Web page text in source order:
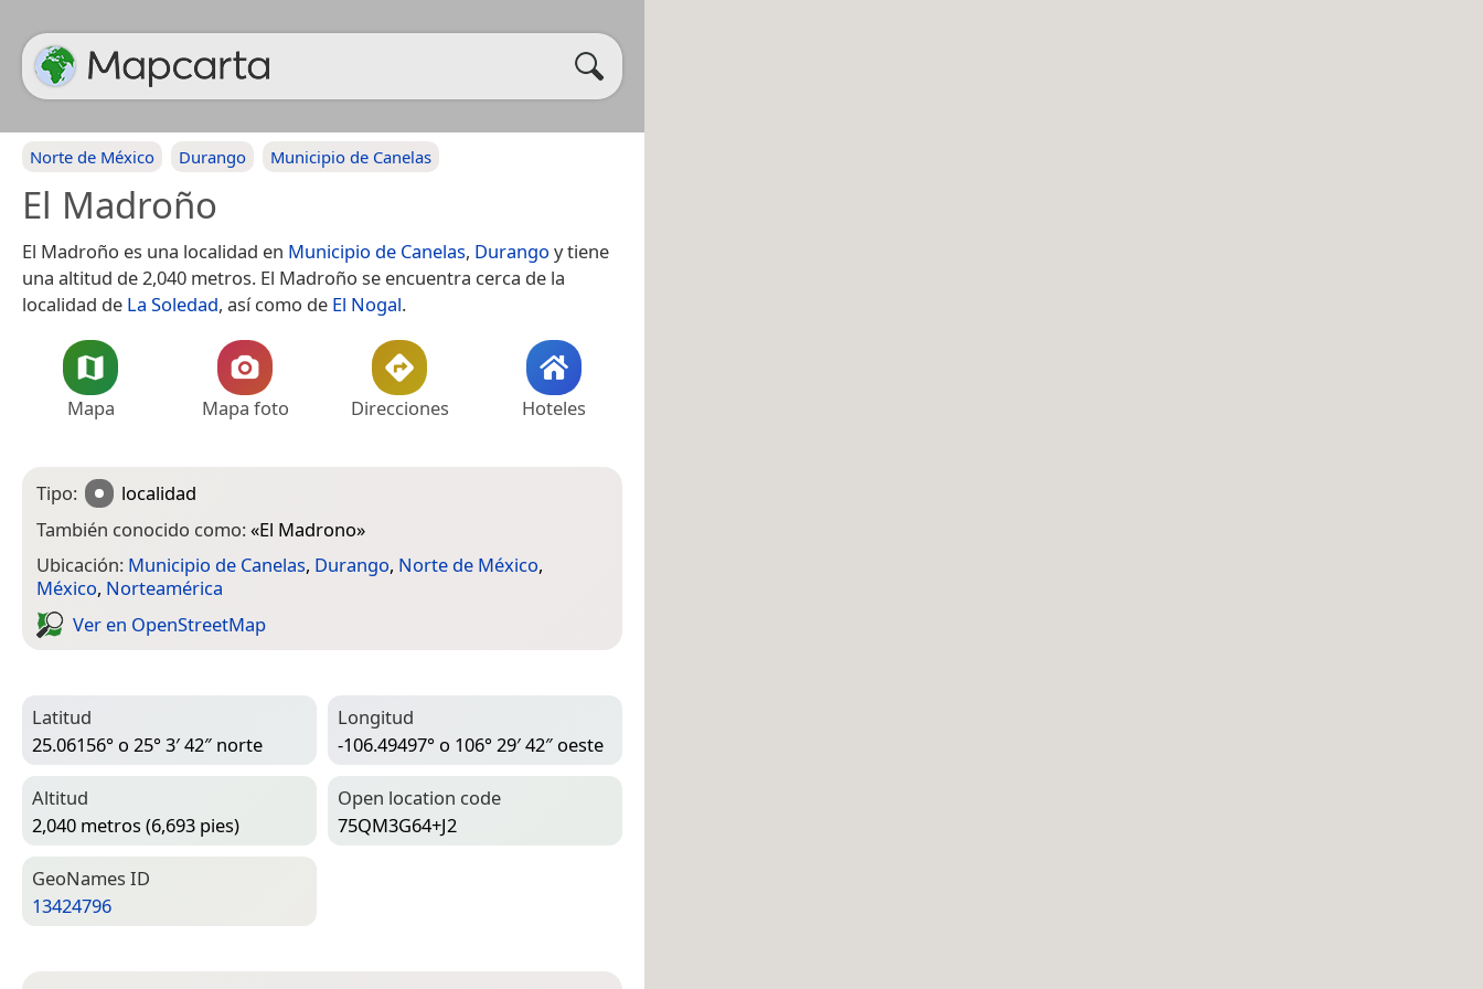
Norte de México Durango Municipio de Canelas
El Madroño
El Madroño es una localidad en Municipio de Canelas, Durango y tiene
una altitud de 2,040 metros. El Madroño se encuentra cerca de la
localidad de La Soledad, así como de El Nogal.
Mapa Mapa foto Direcciones Hoteles
Tipo:
localidad
También conocido como:«El Madrono»
Ubicación: Municipio de Canelas, Durango, Norte de México,
México, Norteamérica
Ver en Open­Street­Map
Latitud
25.06156° o 25° 3′ 42″ norte
Longitud
-106.49497° o 106° 29′ 42″ oeste
Altitud
2,040 metros (6,693 pies)
Open location code
75QM3G64+J2
Geo­Names ID
13424796